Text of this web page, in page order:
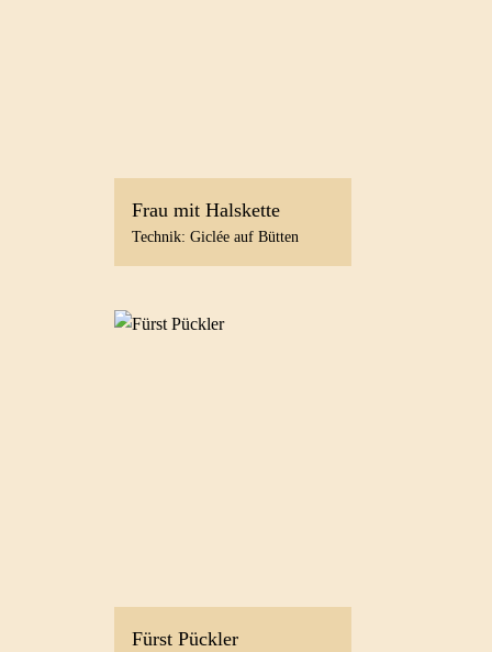
Frau mit Halskette
Technik: Giclée auf Bütten
Fürst Pückler